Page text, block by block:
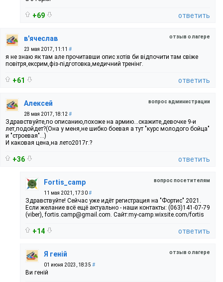
+69 ответить
отзыв о лагере
в'ячеслав
23 мая 2017, 11:11 #
я не знаю як там але прочитавши опис хотів би відпочити там свіже
повітря,ексрим,фіз-підготовка,медичний тренінг.
+61 ответить
вопрос администрации
Алексей
28 мая 2017, 18:12 #
Здравствуйте,по описанию,похоже на армию...скажите,девочке 9-и
лет,подойдет?(Она у меня,не шибко боевая а тут "курс молодого бойца"
и "строевая"...)
И каковая цена,на лето2017г.?
+36 ответить
вопрос посетителям
Fortis_camp
11 мая 2021, 17:30#
Здравствуйте! Сейчас уже идёт регистрация на "Фортис" 2021.
Если желание всё ещё актуально - наши контакты: (063)141-07-79
(viber), fortis.camp@gmail.com. Сайт:my-camp.wixsite.com/fortis
+14 ответить
отзыв о лагере
Я геній
01 июня 2023, 18:35 #
Ви геній